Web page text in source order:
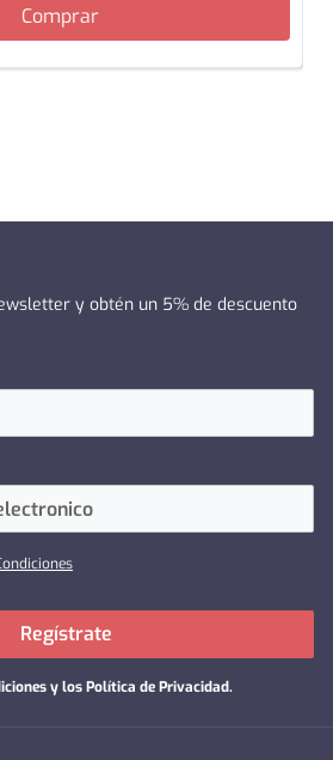
Comprar
y obtén un 5% de descuento
y los Política de Privacidad.
Regístrate